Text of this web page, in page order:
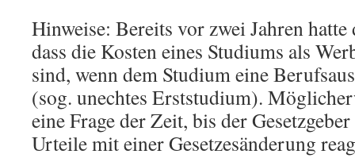
Hinweise: Bereits vor zwei Jahren
dass die Kosten eines Studiums als
sind, wenn dem Studium eine
(sog. unechtes Erststudium).
eine Frage der Zeit, bis der
Urteile mit einer Gesetzesänderung